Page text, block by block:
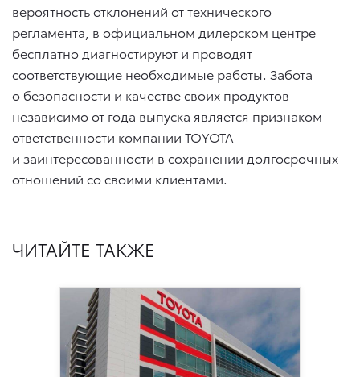
вероятность отклонений от технического
регламента, в официальном дилерском центре
бесплатно диагностируют и проводят
соответствующие необходимые работы. Забота
о безопасности и качестве своих продуктов
независимо от года выпуска является признаком
ответственности компании TOYOTA
и заинтересованности в сохранении долгосрочных
отношений со своими клиентами.
ЧИТАЙТЕ ТАКЖЕ